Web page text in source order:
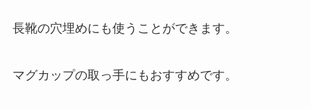
長靴の穴埋めにも使うことができます。
マグカップの取っ手にもおすすめです。